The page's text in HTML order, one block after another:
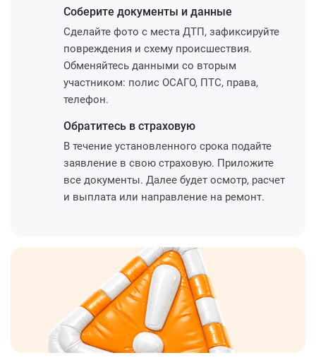
Соберите документы и данные
Сделайте фото с места ДТП, зафиксируйте
повреждения и схему происшествия.
Обменяйтесь данными со вторым
участником: полис ОСАГО, ПТС, права,
телефон.
Обратитесь в страховую
В течение установленного срока подайте
заявление в свою страховую. Приложите
все документы. Далее будет осмотр, расчет
и выплата или направление на ремонт.